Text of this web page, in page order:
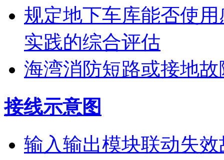
规定地下车库能否使
实践的综合评估
海湾消防短路或接地
接线示意图
输入输出模块联动失效